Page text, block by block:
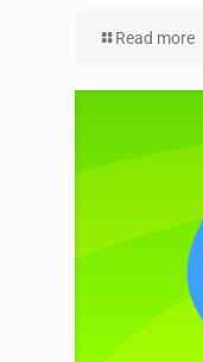
Read more